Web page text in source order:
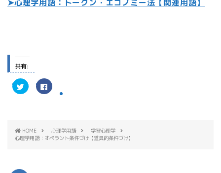
➤心理学用語：トークン・エコノミー法【関連用語】
共有:
ク
リ
i
t
F
a
で
共
HOME 心理学用語
学習心理学
心理学用語：オペラント条件づけ【道具的条件づけ】